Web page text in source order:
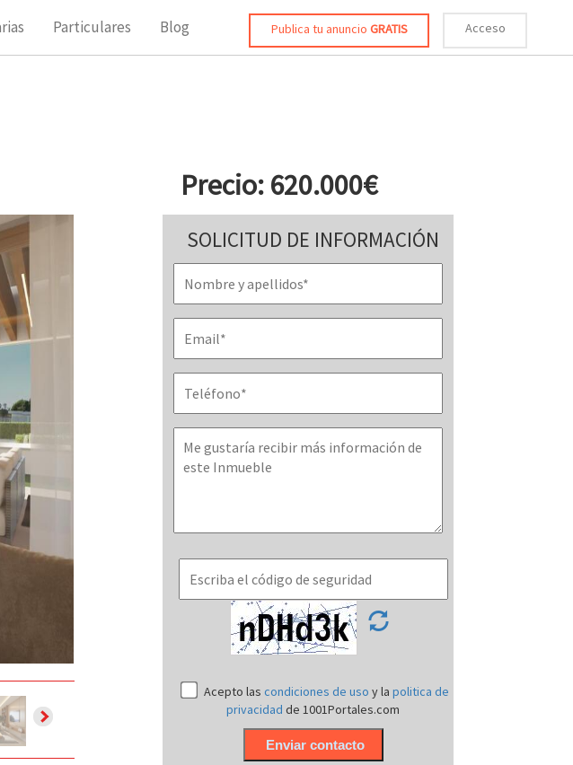
Particulares Blog Publica tu anuncio GRATIS Acceso
Precio: 620.000€
SOLICITUD DE INFORMACIÓN
Acepto lascondiciones de usoy lapolitica de
privacidadde 1001Portales.com